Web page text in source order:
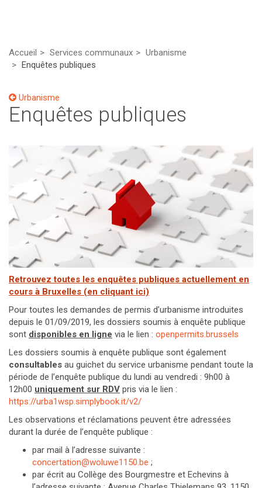
Accueil Services communaux
Urbanisme
Enquêtes publiques
Urbanisme
Enquêtes publiques
Retrouvez toutes les enquêtes publiques actuellement en
cours à Bruxelles (en cliquant ici)
Pour toutes les demandes de permis d’urbanisme introduites
depuis le 01/09/2019, les dossiers soumis à enquête publique
sont disponibles en ligne via le lien : openpermits.brussels
Les dossiers soumis à enquête publique sont également
consultables au guichet du service urbanisme pendant toute la
période de l’enquête publique du lundi au vendredi : 9h00 à
12h00 uniquement sur RDV pris via le lien :
https://urba1wsp.simplybook.it/v2/
Les observations et réclamations peuvent être adressées
durant la durée de l’enquête publique :
par mail à l’adresse suivante :
concertation@woluwe1150.be ;
par écrit au Collège des Bourgmestre et Echevins à